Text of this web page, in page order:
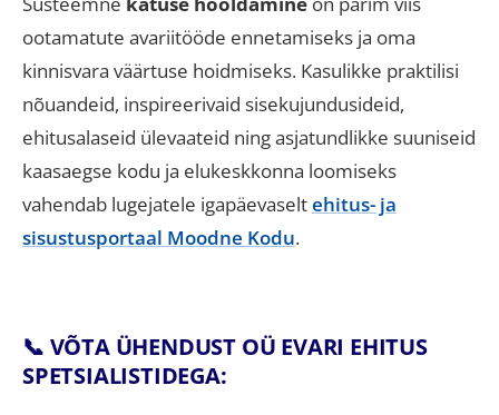
ootamatute avariitööde ennetamiseks ja oma
kinnisvara väärtuse hoidmiseks. Kasulikke praktilisi
nõuandeid, inspireerivaid sisekujundusideid,
ehitusalaseid ülevaateid ning asjatundlikke suuniseid
kaasaegse kodu ja elukeskkonna loomiseks
vahendab lugejatele igapäevaseltehitus- ja
sisustusportaal Moodne Kodu.
📞 VÕTA ÜHENDUST OÜ EVARI EHITUS
SPETSIALISTIDEGA: